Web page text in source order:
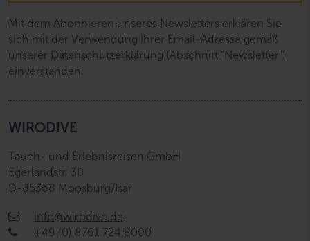
Mit dem Abonnieren unseres Newsletters erklären Sie
sich mit der Verwendung Ihrer Email-Adresse gemäß
unserer Datenschutzerklärung (Abschnitt "Newsletter")
einverstanden.
WIRODIVE
Tauch- und Erlebnisreisen GmbH
Egerlandstr. 30
D-85368 Moosburg/Isar
info@wirodive.de
+49 (0) 8761 724 8000